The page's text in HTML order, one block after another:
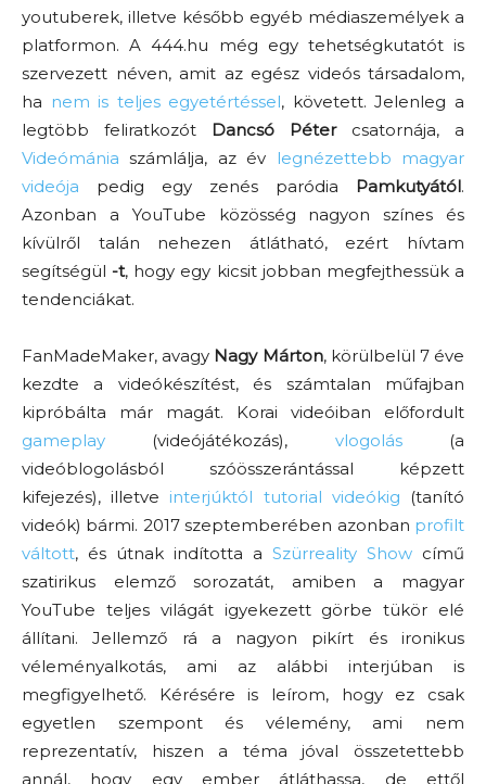
youtuberek, illetve később egyéb médiaszemélyek a
platformon. A 444.hu még egy tehetségkutatót is
szervezett néven, amit az egész videós társadalom,
ha nem is teljes egyetértéssel, követett. Jelenleg a
legtöbb feliratkozót Dancsó Pétercsatornája, a
Videómánia számlálja, az év
legnézettebb magyar
videója pedig egy zenés paródia Pamkutyától.
Azonban a YouTube közösség nagyon színes és
kívülről talán nehezen átlátható, ezért hívtam
segítségül -t, hogy egy kicsit jobban megfejthessük a
tendenciákat.
FanMadeMaker, avagy Nagy Márton, körülbelül 7 éve
kezdte a videókészítést, és számtalan műfajban
kipróbálta már magát. Korai videóiban előfordult
gameplay (videójátékozás), vlogolás(a
videóblogolásból szóösszerántással képzett
kifejezés), illetve interjúktól tutorial videókig (tanító
videók) bármi. 2017 szeptemberében azonban profilt
váltott, és útnak indította a Szürreality Show című
szatirikus elemző sorozatát, amiben a magyar
YouTube teljes világát igyekezett görbe tükör elé
állítani. Jellemző rá a nagyon pikírt és ironikus
véleményalkotás, ami az alábbi interjúban is
megfigyelhető. Kérésére is leírom, hogy ez csak
egyetlen szempont és vélemény, ami nem
reprezentatív, hiszen a téma jóval összetettebb
annál, hogy egy ember átláthassa, de ettől